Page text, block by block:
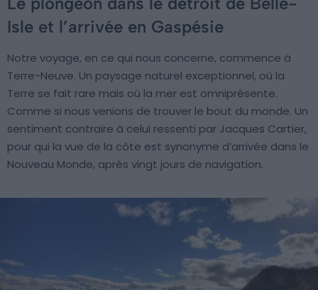
Isle et l’arrivée en Gaspésie
Notre voyage, en ce qui nous concerne, commence à
Terre-Neuve. Un paysage naturel exceptionnel, où la
Terre se fait rare mais où la mer est omniprésente.
Comme si nous venions de trouver le bout du monde. Un
sentiment contraire à celui ressenti par Jacques Cartier,
pour qui la vue de la côte est synonyme d’arrivée dans le
Nouveau Monde, après vingt jours de navigation.